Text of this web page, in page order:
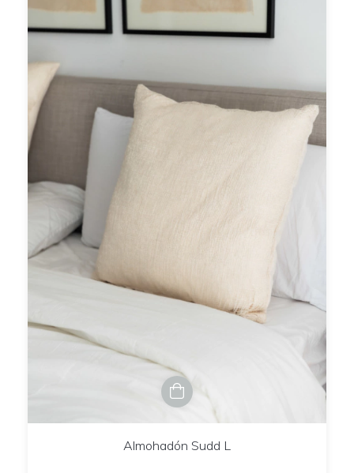
Almohadón Sudd L